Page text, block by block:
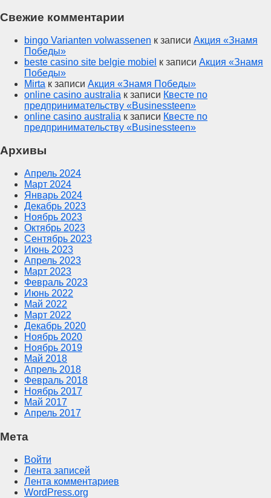
Свежие комментарии
bingo Varianten volwassenen к записи Акция «Знамя
Победы»
beste casino site belgie mobiel к записи Акция «Знамя
Победы»
Mirta к записи Акция «Знамя Победы»
online casino australia к записи Квесте по
предпринимательству «Businessteen»
online casino australia к записи Квесте по
предпринимательству «Businessteen»
Архивы
Апрель 2024
Март 2024
Январь 2024
Декабрь 2023
Ноябрь 2023
Октябрь 2023
Сентябрь 2023
Июнь 2023
Апрель 2023
Март 2023
Февраль 2023
Июнь 2022
Май 2022
Март 2022
Декабрь 2020
Ноябрь 2020
Ноябрь 2019
Май 2018
Апрель 2018
Февраль 2018
Ноябрь 2017
Май 2017
Апрель 2017
Мета
Войти
Лента записей
Лента комментариев
WordPress.org